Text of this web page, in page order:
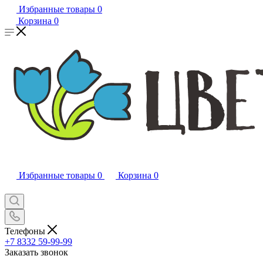
Избранные товары 0
Корзина 0
Избранные товары 0 Корзина 0
Телефоны
+7 8332 59-99-99
Заказать звонок